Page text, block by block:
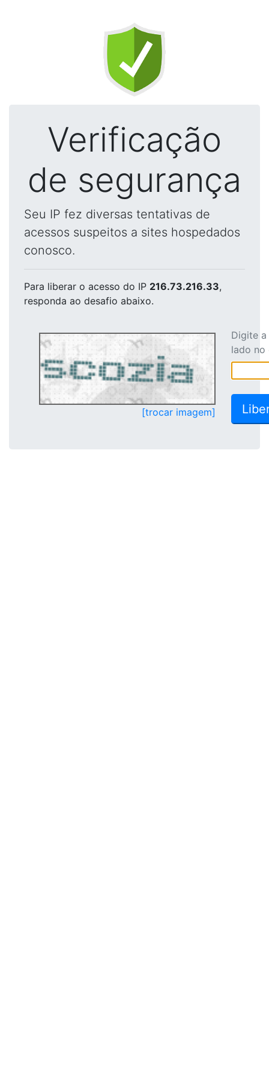
Verificação
de segurança
Seu IP fez diversas tentativas de
acessos suspeitos a sites hospedados
conosco.
Para liberar o acesso do IP 216.73.216.33,
responda ao desafio abaixo.
[trocar imagem]
Digite
lado no